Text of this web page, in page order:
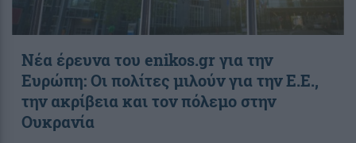
Νέα έρευνα του enikos.gr για την
Ευρώπη: Οι πολίτες μιλούν για την Ε.Ε.,
την ακρίβεια και τον πόλεμο στην
Ουκρανία